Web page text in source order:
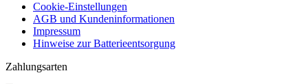
Cookie-Einstellungen
AGB und Kundeninformationen
Impressum
Hinweise zur Batterieentsorgung
Zahlungsarten